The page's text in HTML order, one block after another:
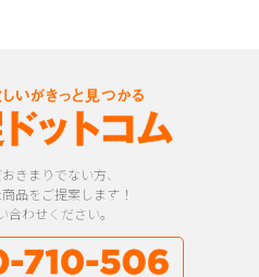
きまりでない方、
品をご提案します！
合わせください。